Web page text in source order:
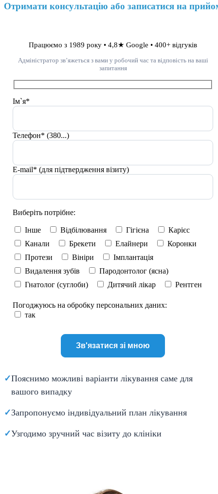
Отримати консультацію або записатися на
Працюємо з 1989 року • 4,8★ Google • 400+ відгуків
Адміністратор зв’яжеться з вами у робочий час та відповість на ваші
запитання
Ім`я*
Телефон* (380...)
E-mail* (для підтвердження візиту)
Виберіть потрібне:
Інше Відбілювання Гігієна
Карієс
Канали
Брекети Елайнери
Коронки
Протези
Вініри
Імплантація
Видалення зубів
Пародонтолог (ясна)
Гнатолог (суглоби)
Дитячий лікар Рентген
Погоджуюсь на обробку персональних даних:
так
✓Пояснимо можливі варіанти лікування саме для
вашого випадку
✓Запропонуємо індивідуальний план лікування
✓Узгодимо зручний час візиту до клініки